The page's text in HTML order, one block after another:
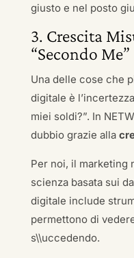
giusto e nel posto
3. Crescita
“Secondo Me”
Una delle cose che
digitale è
miei soldi?”. In
dubbio grazie alla
Per noi, il marketing
scienza basata sui
digitale include
permettono di
s\\uccedendo.